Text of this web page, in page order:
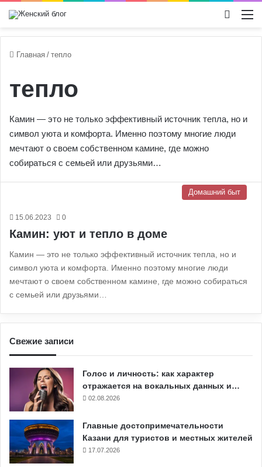
Главная / тепло
тепло
Камин — это не только эффективный источник тепла, но и
символ уюта и комфорта. Именно поэтому многие люди
мечтают о своем собственном камине, где можно
собираться с семьей или друзьями…
Домашний быт
15.06.2023 0
Камин: уют и тепло в доме
Камин — это не только эффективный источник тепла, но и
символ уюта и комфорта. Именно поэтому многие люди
мечтают о своем собственном камине, где можно собираться
с семьей или друзьями…
Свежие записи
Голос и личность: как характер
отражается на вокальных данных и…
02.08.2026
Главные достопримечательности
Казани для туристов и местных жителей
17.07.2026